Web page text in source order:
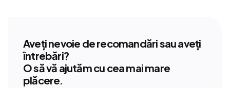
Aveți nevoie de recomandări sau aveți
întrebări?
O să vă ajutăm cu cea mai mare
plăcere.